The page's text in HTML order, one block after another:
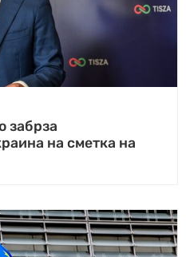
забрза
на сметка на